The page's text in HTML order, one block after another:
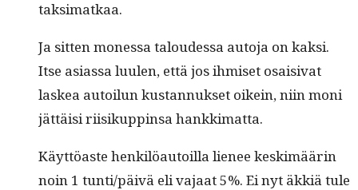
taksimatkaa.
Ja sit­ten mon­es­sa taloudessa auto­ja on kak­si.
Itse asi­as­sa luulen, että jos ihmiset osaisi­vat
laskea autoilun kus­tan­nuk­set oikein, niin moni
jät­täisi riisikup­pin­sa hankkimatta.
Käyt­töaste henkilöau­toil­la lie­nee keskimäärin
noin 1 tunti/päivä eli vajaat 5%. Ei nyt äkkiä tule